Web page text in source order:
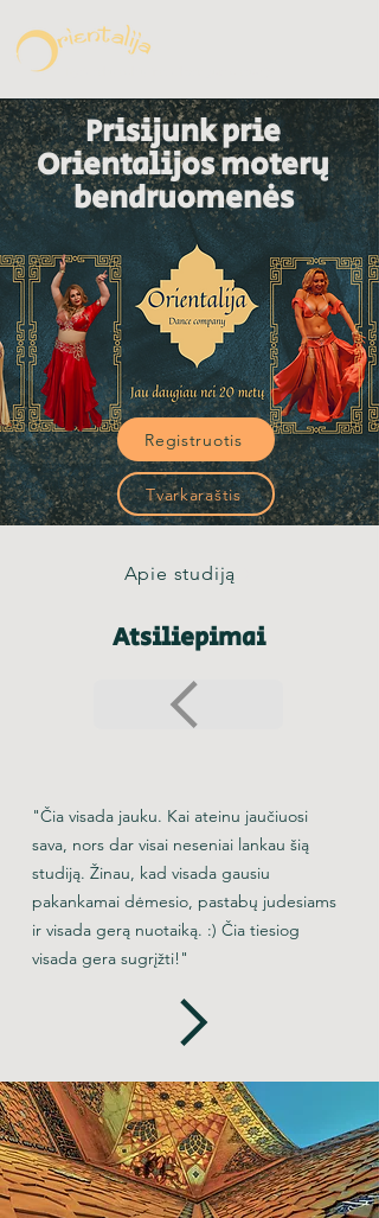
Prisijunk prie
Orientalijos moterų
bendruomenės
Registruotis
Tvarkaraštis
Apie studiją
Atsiliepimai
"Čia visada jauku. Kai ateinu jaučiuosi
sava, nors dar visai neseniai lankau šią
studiją. Žinau, kad visada gausiu
pakankamai dėmesio, pastabų judesiams
ir visada gerą nuotaiką. :) Čia tiesiog
visada gera sugrįžti!"